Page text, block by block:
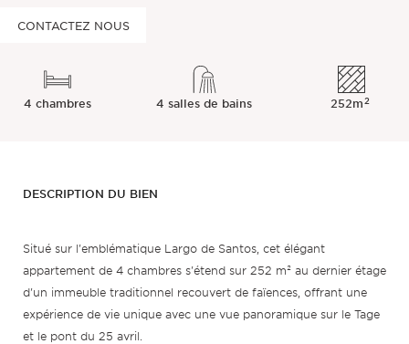
4 chambres 4 salles de bains 252m2
CONTACTEZ NOUS
DESCRIPTION DU BIEN
Situé sur l'emblématique Largo de Santos, cet élégant
appartement de 4 chambres s'étend sur 252 m² au dernier étage
d'un immeuble traditionnel recouvert de faïences, offrant une
expérience de vie unique avec une vue panoramique sur le Tage
et le pont du 25 avril.